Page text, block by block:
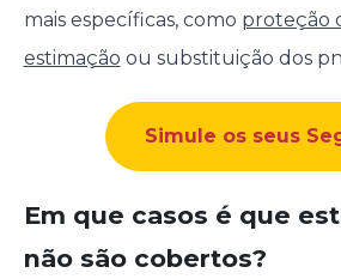
mais específicas, como proteção
estimação ou substituição dos
Simule os seus
Em que casos é que
não são cobertos?